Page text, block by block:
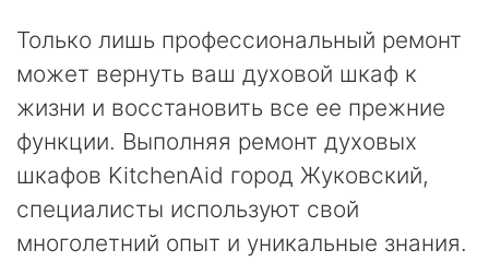
Только лишь профессиональный ремонт
может вернуть ваш духовой шкаф к
жизни и восстановить все ее прежние
функции. Выполняя ремонт духовых
шкафов KitchenAid город Жуковский,
специалисты используют свой
многолетний опыт и уникальные знания.